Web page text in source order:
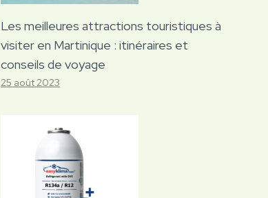
Les meilleures attractions touristiques à
visiter en Martinique : itinéraires et
conseils de voyage
25 août 2023